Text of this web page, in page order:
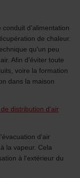
conduit d'alimentation
de chaleur.
qu'un peu
Afin d'éviter toute
voire la formation
dans la maison
distribution d'air
d'air
la vapeur. Cela
à l'extérieur du